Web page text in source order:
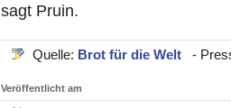
sagt Pruin.
Quelle: Brot für die Welt -
Veröffentlicht am